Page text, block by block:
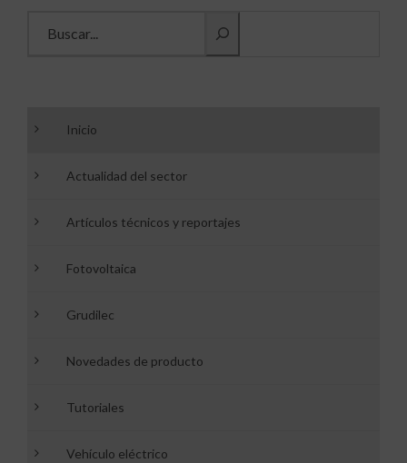
Inicio
Actualidad del sector
Artículos técnicos y reportajes
Fotovoltaica
Grudilec
Novedades de producto
Tutoriales
Vehículo eléctrico